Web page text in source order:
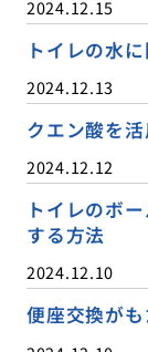
2024.12.15
トイレの水
2024.12.13
クエン酸を
2024.12.12
トイレのボ
する方法
2024.12.10
便座交換が